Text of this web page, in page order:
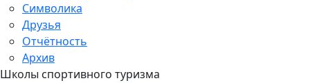
Символика
Друзья
Отчётность
Архив
Школы спортивного туризма